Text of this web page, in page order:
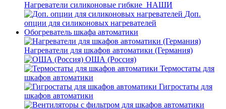
Нагреватели силиконовые гибкие_НАШИ
Доп.
опции для силиконовых нагревателей
Обогреватель шкафа автоматики
Нагреватели для шкафов автоматики (Германия)
ОША (Россия)
Термостаты для
шкафов автоматики
Гигростаты для
шкафов автоматики